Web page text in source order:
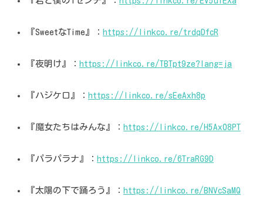
『SweetなTime』： https://linkco.re/trdqDfcR
『夜明け』： https://linkco.re/TBTpt9ze?lang=ja
『ハジケロ』： https://linkco.re/sEeAxh8p
『魔女たちはみんな』： https://linkco.re/H5Ax08PT
『パラパラナ』： https://linkco.re/6TraRG9D
『太陽の下で踊ろう』： https://linkco.re/BNVcSaMQ